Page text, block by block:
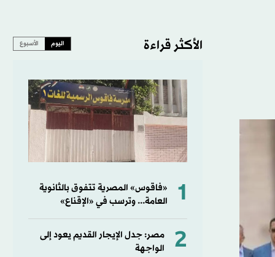
الأكثر قراءة اليوم الأسبوع
1
«فاقوس» المصرية تتفوق بالثانوية
العامة... وترسب في «الإقناع»
2
مصر: جدل الإيجار القديم يعود إلى
الواجهة